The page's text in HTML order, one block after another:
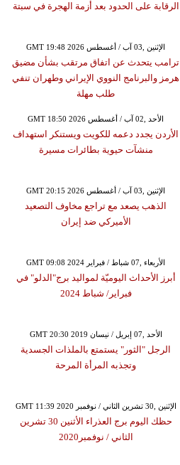
الرقابة على الحدود بعد أزمة الهجرة في سبتة
GMT 19:48 2026 الإثنين ,03 آب / أغسطس
ترامب يتحدث عن اتفاق مرتقب بشأن مضيق
هرمز والبرنامج النووي الإيراني وطهران تنفي
طلب مهلة
GMT 18:50 2026 الأحد ,02 آب / أغسطس
الأردن يجدد دعمه للكويت ويستنكر استهداف
منشآت حيوية بطائرات مسيرة
GMT 20:15 2026 الإثنين ,03 آب / أغسطس
الذهب يصعد مع تراجع مخاوف التصعيد
الأميركي ضد إيران
GMT 09:08 2024 الأربعاء ,07 شباط / فبراير
أبرز الأحداث اليوميّة لمواليد برج"الدلو" في
فبراير/ شباط 2024
GMT 20:30 2019 الأحد ,07 إبريل / نيسان
الرجل "الثور" يستمتع بالملذات الجسدية
وتجذبه المرأة المرحة
GMT 11:39 2020 الإثنين ,30 تشرين الثاني / نوفمبر
حظك اليوم برج العذراء الأثنين 30 تشرين
الثاني / نوفمبر2020